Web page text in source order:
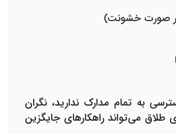
صورت خشونت)
به تمام مدارک ندارید، نگران
طلاق می‌تواند راهکارهای جایگزین